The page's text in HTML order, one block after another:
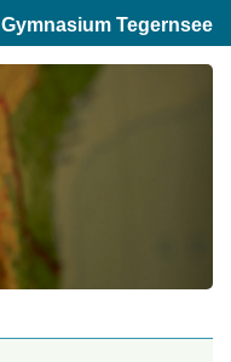
Gymnasium Tegernsee